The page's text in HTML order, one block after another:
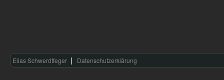
Elias Schwerdtfeger Datenschutzerklärung